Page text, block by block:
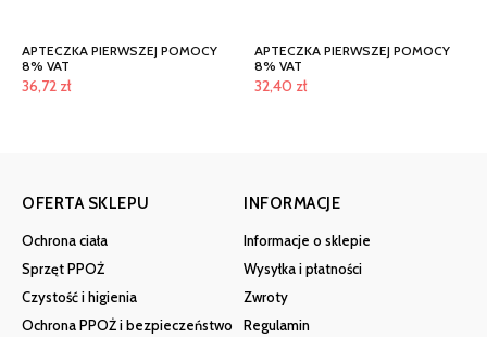
APTECZKA PIERWSZEJ POMOCY
8% VAT
36,72 zł
APTECZKA PIERWSZEJ POMOCY
8% VAT
32,40 zł
OFERTA SKLEPU
Ochrona ciała
Sprzęt PPOŻ
Czystość i higienia
Ochrona PPOŻ i bezpieczeństwo
INFORMACJE
Informacje o sklepie
Wysyłka i płatności
Zwroty
Regulamin